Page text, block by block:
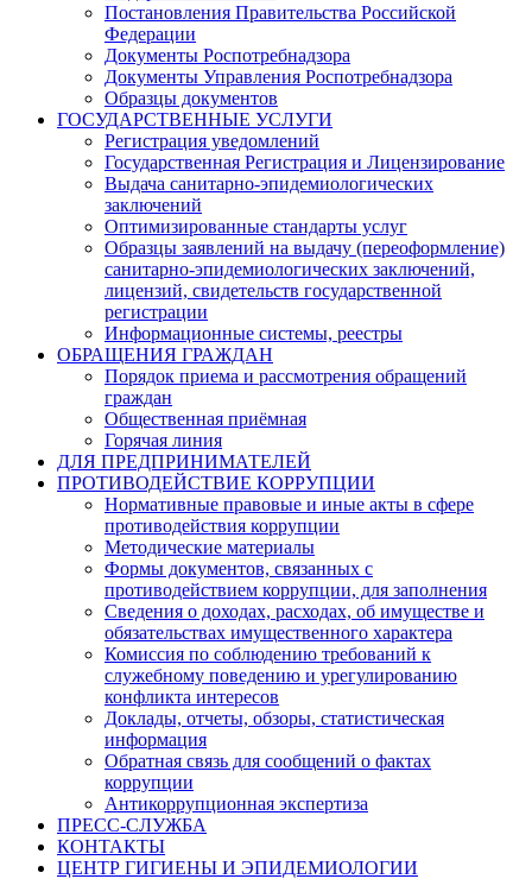
Постановления Правительства Российской
Федерации
Документы Роспотребнадзора
Документы Управления Роспотребнадзора
Образцы документов
ГОСУДАРСТВЕННЫЕ УСЛУГИ
Регистрация уведомлений
Государственная Регистрация и Лицензирование
Выдача санитарно-эпидемиологических
заключений
Оптимизированные стандарты услуг
Образцы заявлений на выдачу (переоформление)
санитарно-эпидемиологических заключений,
лицензий, свидетельств государственной
регистрации
Информационные системы, реестры
ОБРАЩЕНИЯ ГРАЖДАН
Порядок приема и рассмотрения обращений
граждан
Общественная приёмная
Горячая линия
ДЛЯ ПРЕДПРИНИМАТЕЛЕЙ
ПРОТИВОДЕЙСТВИЕ КОРРУПЦИИ
Нормативные правовые и иные акты в сфере
противодействия коррупции
Методические материалы
Формы документов, связанных с
противодействием коррупции, для заполнения
Сведения о доходах, расходах, об имуществе и
обязательствах имущественного характера
Комиссия по соблюдению требований к
служебному поведению и урегулированию
конфликта интересов
Доклады, отчеты, обзоры, статистическая
информация
Обратная связь для сообщений о фактах
коррупции
Антикоррупционная экспертиза
ПРЕСС-СЛУЖБА
КОНТАКТЫ
ЦЕНТР ГИГИЕНЫ И ЭПИДЕМИОЛОГИИ